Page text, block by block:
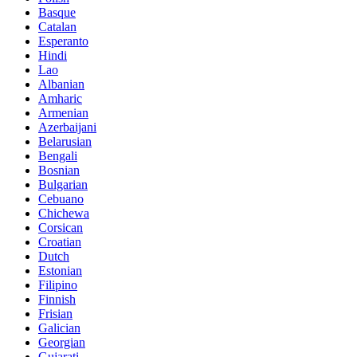
Basque
Catalan
Esperanto
Hindi
Lao
Albanian
Amharic
Armenian
Azerbaijani
Belarusian
Bengali
Bosnian
Bulgarian
Cebuano
Chichewa
Corsican
Croatian
Dutch
Estonian
Filipino
Finnish
Frisian
Galician
Georgian